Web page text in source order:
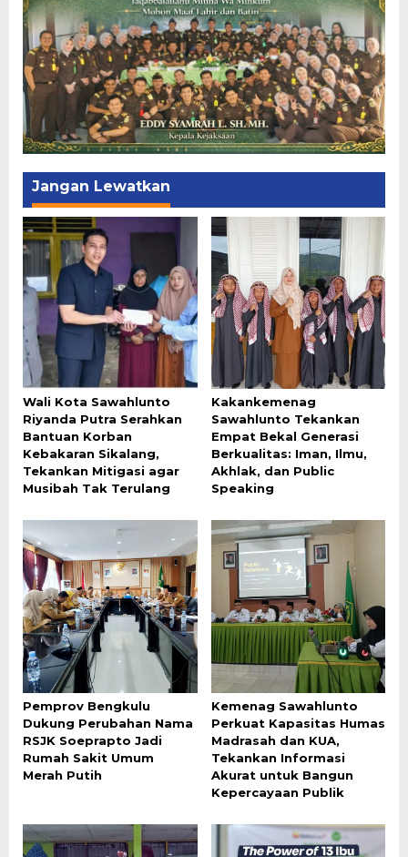
Jangan Lewatkan
Wali Kota Sawahlunto
Riyanda Putra Serahkan
Bantuan Korban
Kebakaran Sikalang,
Tekankan Mitigasi agar
Musibah Tak Terulang
Kakankemenag
Sawahlunto Tekankan
Empat Bekal Generasi
Berkualitas: Iman, Ilmu,
Akhlak, dan Public
Speaking
Pemprov Bengkulu
Dukung Perubahan Nama
RSJK Soeprapto Jadi
Rumah Sakit Umum
Merah Putih
Kemenag Sawahlunto
Perkuat Kapasitas Humas
Madrasah dan KUA,
Tekankan Informasi
Akurat untuk Bangun
Kepercayaan Publik